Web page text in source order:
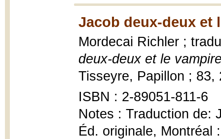
Jacob deux-deux et
Mordecai Richler ;
deux-deux et le
Tisseyre, Papillon ; 83,
ISBN : 2-89051-811-6
Notes : Traduction de:
Éd. originale, Montréal